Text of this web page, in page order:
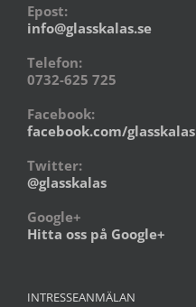
Epost:
info@glasskalas.se
Telefon:
0732-625 725
Facebook:
facebook.com/glasskalas
Twitter:
@glasskalas
Google+
Hitta oss på Google+
INTRESSEANMÄLAN